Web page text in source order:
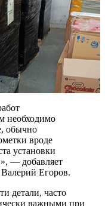
необходимо
обычно
вроде
установки
— добавляет
Егоров.
детали, часто
важными при